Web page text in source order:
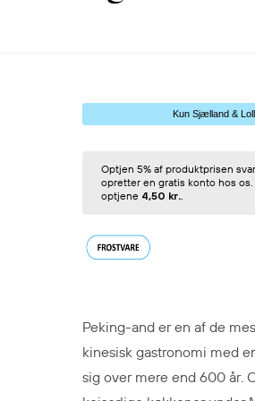
Kun Sjælland &
Optjen 5% af produktprisen
opretter en gratis konto hos
optjene 4,50 kr..
Peking-and er en af de
kinesisk gastronomi med
sig over mere end 600 år.